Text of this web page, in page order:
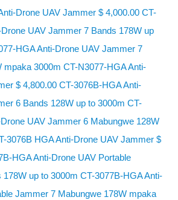
Drone UAV Jammer $ 4,000.00 CT-
UAV Jammer 7 Bands 178W up
HGA Anti-Drone UAV Jammer 7
mpaka 3000m CT-N3077-HGA Anti-
$ 4,800.00 CT-3076B-HGA Anti-
6 Bands 128W up to 3000m CT-
UAV Jammer 6 Mabungwe 128W
3076B HGA Anti-Drone UAV Jammer $
HGA Anti-Drone UAV Portable
up to 3000m CT-3077B-HGA Anti-
Jammer 7 Mabungwe 178W mpaka